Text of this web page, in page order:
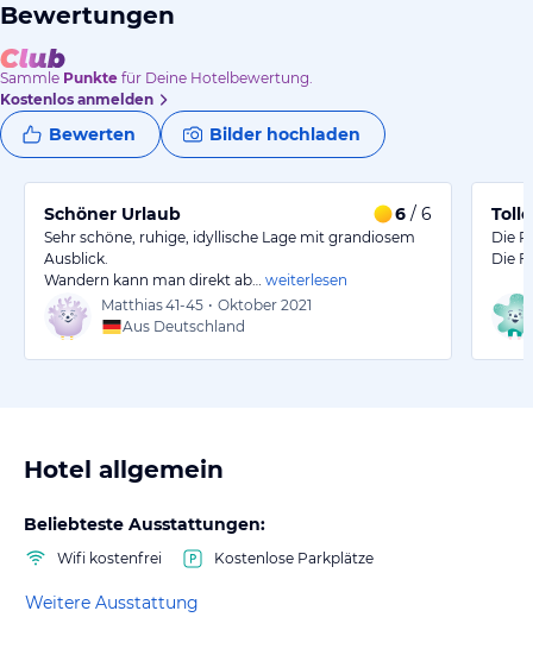
Bewertungen
Sammle Punkte für Deine Hotelbewertung.
Kostenlos anmelden
Bewerten Bilder hochladen
Schöner Urlaub 6 / 6
Sehr schöne, ruhige, idyllische Lage mit grandiosem
Ausblick.
Wandern kann man direkt ab…
weiterlesen
Matthias41-45 • Oktober 2021
Aus Deutschland
Die
Die
Hotel allgemein
Beliebteste Ausstattungen:
Wifi kostenfrei Kostenlose Parkplätze
Weitere Ausstattung